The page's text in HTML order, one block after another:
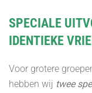
SPECIALE
IDENTIEKE
Voor grotere
hebben wij twee